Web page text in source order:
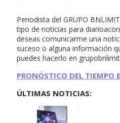
Periodista del GRUPO
tipo de noticias para
deseas comunicarme una
suceso o alguna información
puedes hacerlo en
PRONÓSTICO DEL TIEMPO
ÚLTIMAS NOTICIAS: